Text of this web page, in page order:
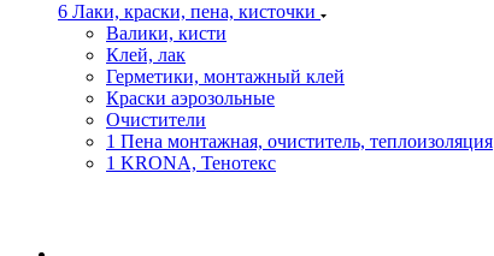
6 Лаки, краски, пена, кисточки
Валики, кисти
Клей, лак
Герметики, монтажный клей
Краски аэрозольные
Очистители
1 Пена монтажная, очиститель, теплоизоляция
1 KRONA, Тенотекс